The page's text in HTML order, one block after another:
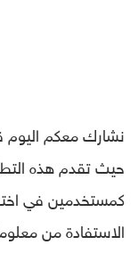
نشارك معكم اليوم
حيث تقدم هذه
كمستخدمين في
الاستفادة من